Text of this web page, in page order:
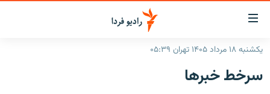
لینک‌های
قابلیت
دسترسی
بازگشت
ایران
یکشنبه ۱۸ مرداد ۱۴۰۵ تهران ۰۵:۳۹
سرخط‌ خبرها